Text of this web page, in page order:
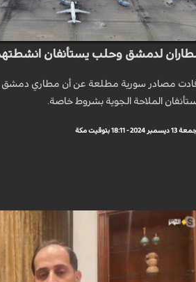
لدمشق وحلب يستأنفان
مصادر سورية مطلعة عن أن مطاري
الملاحة الجوية بشروط خاصة.
ديسمبر 2024 - 18:11 بتوقيت مكة